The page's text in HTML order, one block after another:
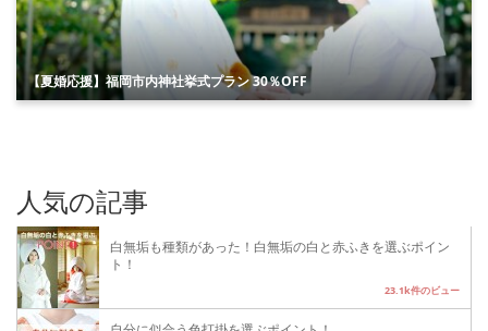
【夏婚応援】福岡市内神社挙式プラン 30％OFF
人気の記事
白無垢も種類があった！白無垢の白と赤ふきを選ぶポイン
ト！
23.1k件のビュー